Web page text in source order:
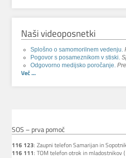
Naši videoposnetki
Splošno o samomorilnem vedenju.
Pogovor s posameznikom v stiski.
Odgovorno medijsko poročanje.
Več ...
SOS – prva pomoč
116 123: Zaupni telefon Samarijan in
116 111: TOM telefon otrok in mladostnikov (